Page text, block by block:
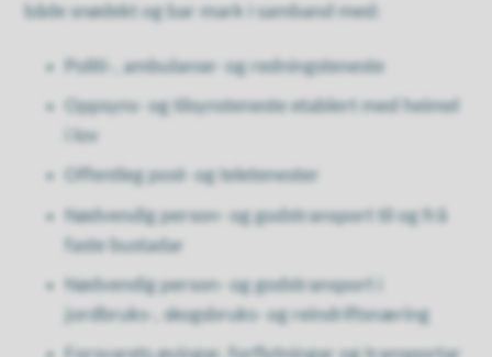
både snødekt og bar mark i samband med:
Politi-, ambulanse- og redningsteneste
Oppsyns- og tilsynsteneste etablert med heimel
i lov
Offentleg post- og teletenester
Nødvendig person- og godstransport til og frå
faste bustadar
Nødvendig person- og godstransport i
jordbruks-, skogsbruks- og reindriftsnæring